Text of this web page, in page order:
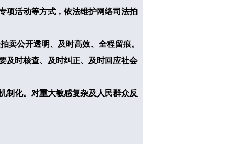
项活动等方式，依法维护网络司法拍
卖公开透明、及时高效、全程留痕。
及时核查、及时纠正、及时回应社会
化。对重大敏感复杂及人民群众反